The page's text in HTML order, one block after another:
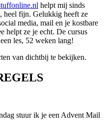
helpt mij sinds
heel fijn. Gelukkig heeft ze
media, mail en je kostbare
helpt ze je echt. De cursus
les, 52 weken lang!
van dichtbij te bekijken.
stuur ik je een Advent Mail